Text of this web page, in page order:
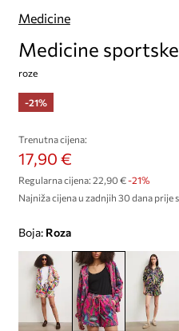
Medicine
Medicine
roze
-21%
Trenutna cijena:
17,90 €
Regularna cijena: 22,90 €-21%
Najniža cijena u zadnjih 30 dana prije
Boja: roza